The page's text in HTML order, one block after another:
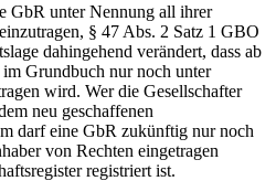
GbR unter Nennung all ihrer
§ 47 Abs. 2 Satz 1 GBO
dahingehend verändert, dass ab
Grundbuch nur noch unter
wird. Wer die Gesellschafter
neu geschaffenen
darf eine GbR zukünftig nur noch
von Rechten eingetragen
registriert ist.